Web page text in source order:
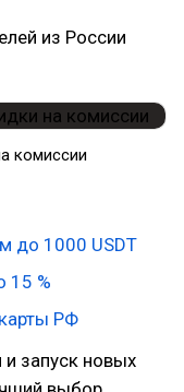
из России
комиссии
до 1000 USDT
15 %
РФ
запуск новых